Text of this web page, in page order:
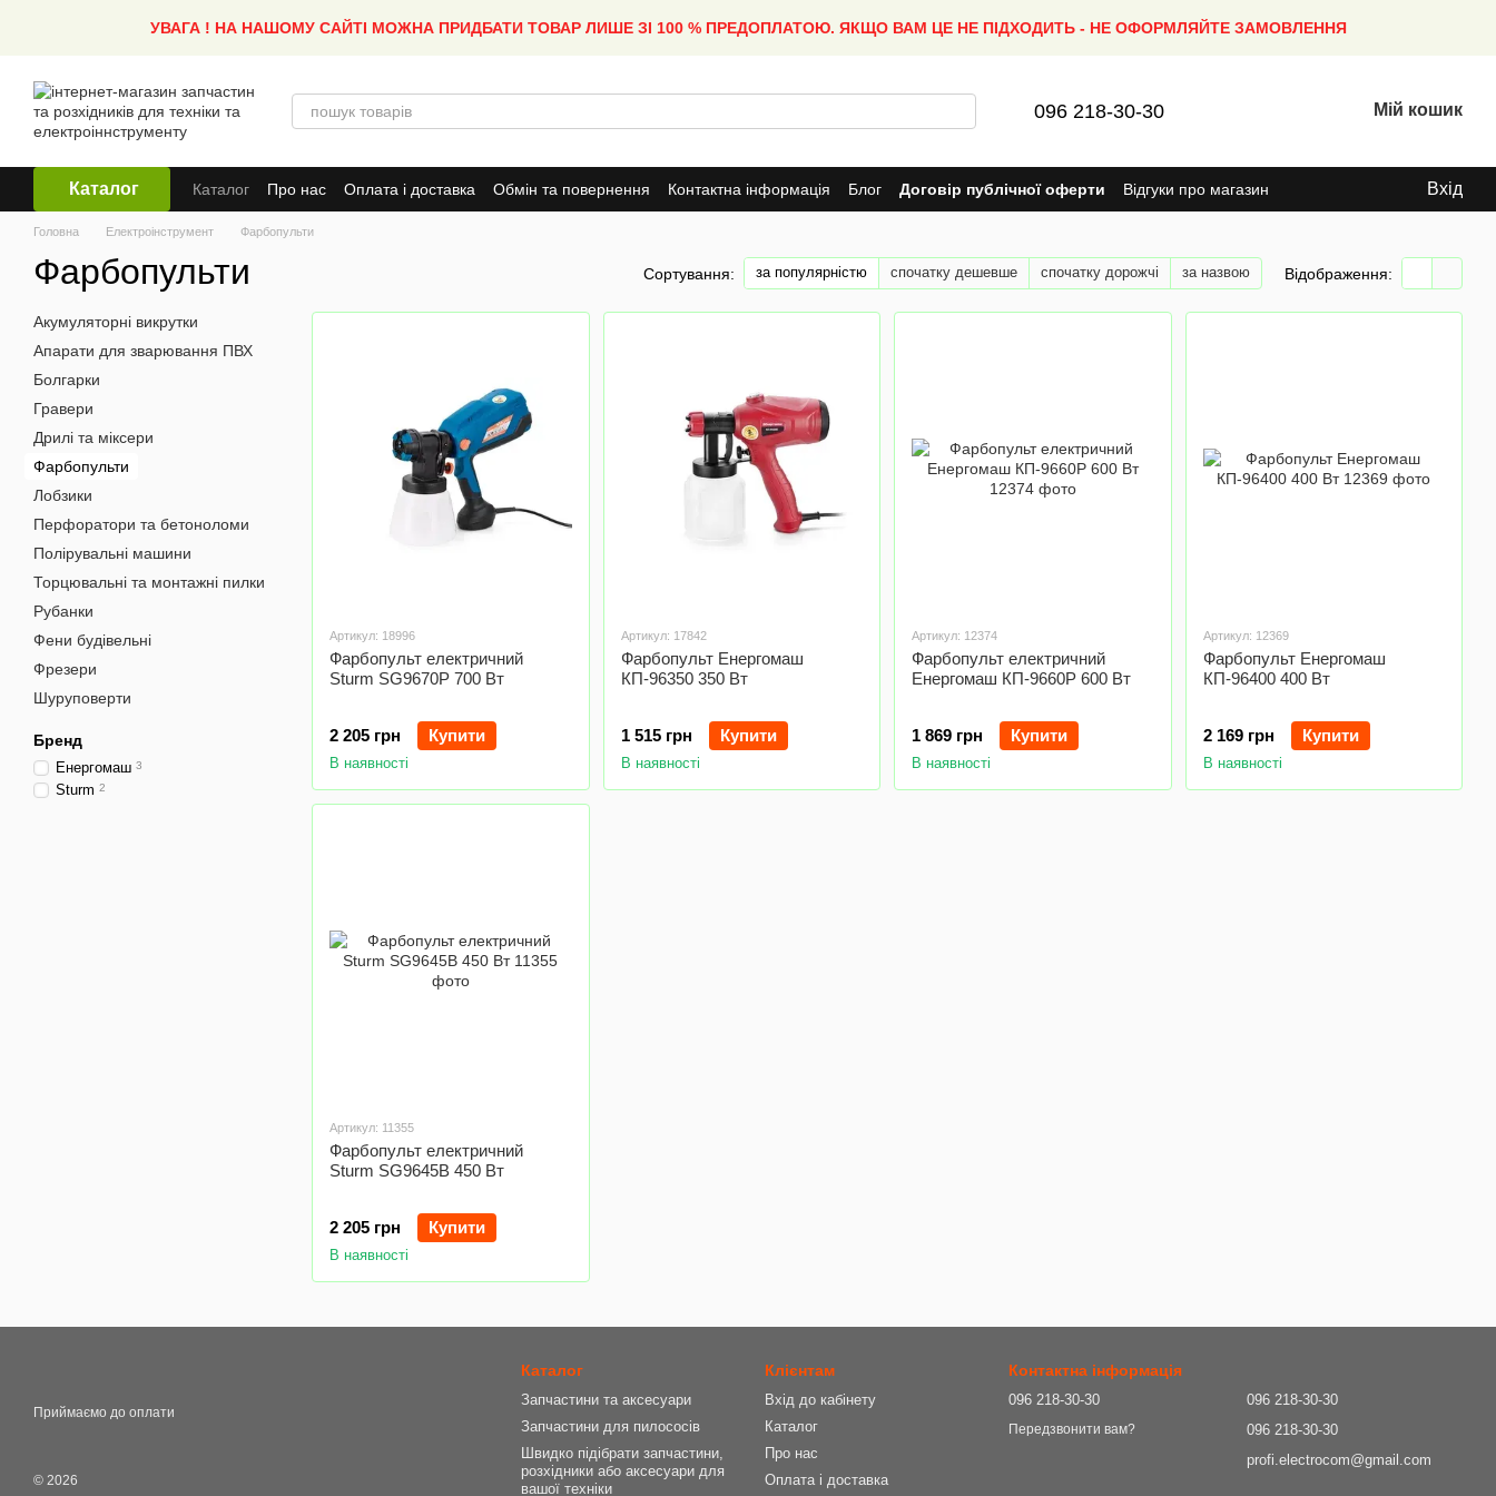
УВАГА ! НА НАШОМУ САЙТІ МОЖНА ПРИДБАТИ ТОВАР ЛИШЕ ЗІ 100 % ПРЕДОПЛАТОЮ. ЯКЩО ВАМ ЦЕ НЕ ПІДХОДИТЬ - НЕ ОФОРМЛЯЙТЕ ЗАМОВЛЕННЯ
096 218-30-30 Мій кошик
Каталог Каталог Про нас Оплата і доставка Обмін та повернення Контактна інформація Блог Договір публічної оферти Відгуки про магазин Вхід
Головна Електроінструмент Фарбопульти
Фарбопульти Сортування: за популярністю спочатку дешевше спочатку дорожчі за назвою Відображення:
Артикул: 18996
Фарбопульт електричний
Sturm SG9670P 700 Вт
2 205 грн Купити
В наявності
Артикул: 17842
Фарбопульт Енергомаш
КП-96350 350 Вт
1 515 грн Купити
В наявності
Артикул: 12374
Фарбопульт електричний
Енергомаш КП-9660Р 600 Вт
1 869 грн Купити
В наявності
Артикул: 12369
Фарбопульт Енергомаш
КП-96400 400 Вт
2 169 грн Купити
В наявності
Артикул: 11355
Фарбопульт електричний
Sturm SG9645B 450 Вт
2 205 грн Купити
В наявності
Акумуляторні викрутки
Апарати для зварювання ПВХ
Болгарки
Гравери
Дрилі та міксери
Фарбопульти
Лобзики
Перфоратори та бетоноломи
Полірувальні машини
Торцювальні та монтажні пилки
Рубанки
Фени будівельні
Фрезери
Шуруповерти
Бренд
Енергомаш 3
Sturm 2
Приймаємо до оплати
© 2026
Каталог
Запчастини та аксесуари
Запчастини для пилососів
Швидко підібрати запчастини,
розхідники або аксесуари для
вашої техніки
Клієнтам
Вхід до кабінету
Каталог
Про нас
Оплата і доставка
Контактна інформація
096 218-30-30
Передзвонити вам?
096 218-30-30
096 218-30-30
profi.electrocom@gmail.com